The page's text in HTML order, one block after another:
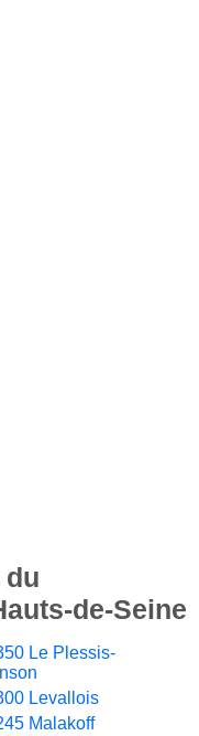
du
de-Seine
Le Plessis-
Levallois
Malakoff